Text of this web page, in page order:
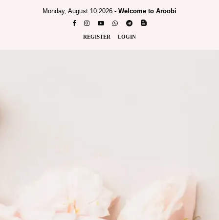
Monday, August 10 2026 - Welcome to Aroobi
REGISTER LOGIN